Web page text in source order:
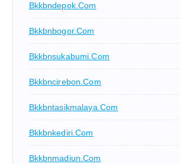
Bkkbndepok.com
Bkkbnbogor.com
Bkkbnsukabumi.com
Bkkbncirebon.com
Bkkbntasikmalaya.com
Bkkbnkediri.com
Bkkbnmadiun.com